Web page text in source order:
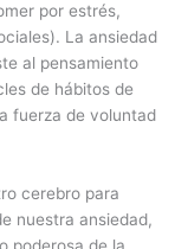
por estrés,
La ansiedad
al pensamiento
de hábitos de
fuerza de voluntad
cerebro para
nuestra ansiedad,